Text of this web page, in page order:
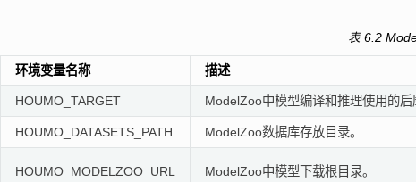
表 6.2
环境变量名称 描述
HOUMO_TARGET ModelZoo中模型编译和推理使用的后
HOUMO_DATASETS_PATH ModelZoo数据库存放目录。
HOUMO_MODELZOO_URL ModelZoo中模型下载根目录。